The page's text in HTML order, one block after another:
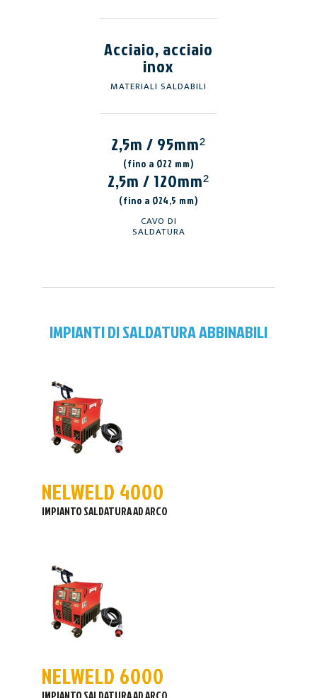
Acciaio, acciaio
inox
MATERIALI SALDABILI
2,5m / 95mm²
(fino a Ø22 mm)
2,5m / 120mm²
(fino a Ø24,5 mm)
CAVO DI
SALDATURA
IMPIANTI DI SALDATURA ABBINABILI
NELWELD 4000
IMPIANTO SALDATURA AD ARCO
NELWELD 6000